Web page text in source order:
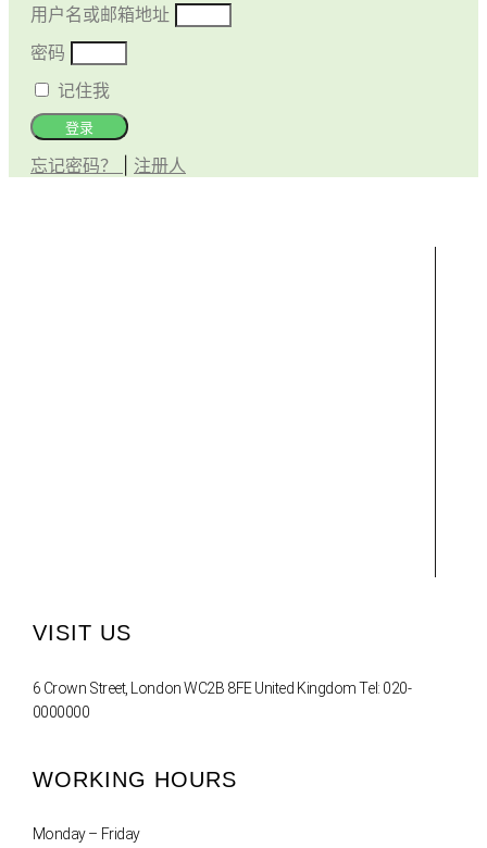
用户名或邮箱地址
密码
记住我
登录
忘记密码？ 注册人
VISIT US
6 Crown Street, London WC2B 8FE United Kingdom Tel: 020-
0000000
WORKING HOURS
Monday – Friday